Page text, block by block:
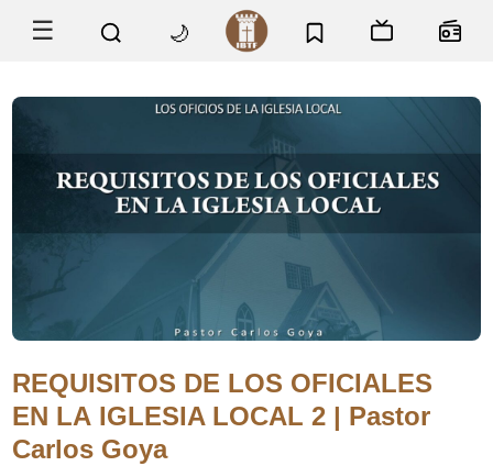
☰ 🌙
REQUISITOS DE LOS OFICIALES
EN LA IGLESIA LOCAL 2 | Pastor
Carlos Goya